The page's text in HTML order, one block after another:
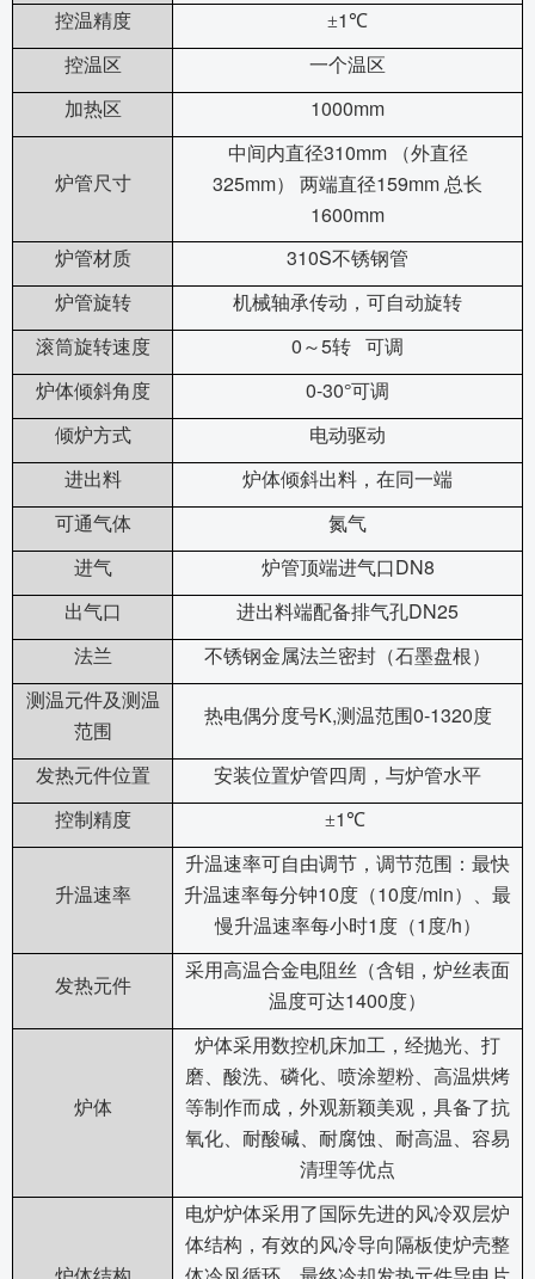
控温精度 ±1 ℃
控温区 一个温区
加热区 1000mm
炉管尺寸
中间内直径310mm （外直径
325mm） 两端直径159mm 总长
1600mm
炉管材质 310S不锈钢管
炉管旋转 机械轴承传动，可自动旋转
滚筒旋转速度 0 ～5转 可调
炉体倾斜角度 0-30°可调
倾炉方式 电动驱动
进出料 炉体倾斜出料，在同一端
可通气体 氮气
进气 炉管顶端进气口DN8
出气口 进出料端配备排气孔DN25
法兰 不锈钢金属法兰密封（石墨盘根）
测温元件及测温
范围
热电偶分度号K,测温范围0-1320度
发热元件位置 安装位置炉管四周，与炉管水平
控制精度 ±1 ℃
升温速率
升温速率可自由调节，调节范围：最快
升温速率每分钟10度（10度/min）、最
慢升温速率每小时1 度（1 度/h）
发热元件
采用高温合金电阻丝（含钼，炉丝表面
温度可达1400度）
炉体
炉体采用数控机床加工，经抛光、打
磨、酸洗、磷化、喷涂塑粉、高温烘烤
等制作而成，外观新颖美观，具备了抗
氧化、耐酸碱、耐腐蚀、耐高温、容易
清理等优点
电炉炉体采用了国际先进的风冷双层炉
体结构，有效的风冷导向隔板使炉壳整